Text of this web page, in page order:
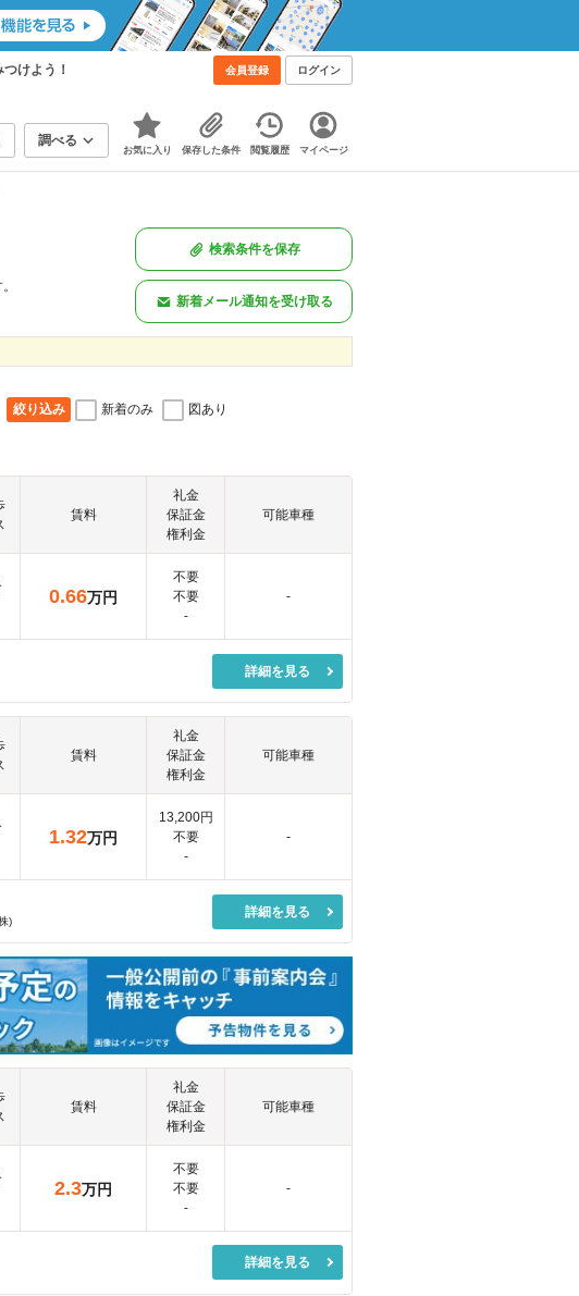
けよう！ 会員登録 ログイン
調べる
お気に入り 保存した条件 閲覧履歴 マイページ
検索条件を保存
新着メール通知を受け取る
絞り込み 新着のみ 図あり
賃料
礼金
保証金
権利金
可能車種
0.66万円
不要
不要
-
-
詳細を見る
賃料
礼金
保証金
権利金
可能車種
1.32万円
13,200円
不要
-
-
)
詳細を見る
賃料
礼金
保証金
権利金
可能車種
2.3万円
不要
不要
-
-
詳細を見る